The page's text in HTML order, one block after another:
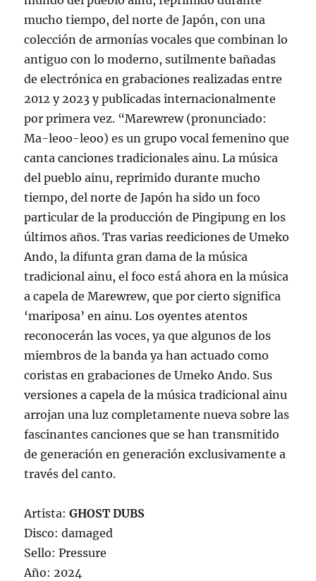
mucho tiempo, del norte de Japón, con una
colección de armonías vocales que combinan lo
antiguo con lo moderno, sutilmente bañadas
de electrónica en grabaciones realizadas entre
2012 y 2023 y publicadas internacionalmente
por primera vez. “Marewrew (pronunciado:
Ma-leoo-leoo) es un grupo vocal femenino que
canta canciones tradicionales ainu. La música
del pueblo ainu, reprimido durante mucho
tiempo, del norte de Japón ha sido un foco
particular de la producción de Pingipung en los
últimos años. Tras varias reediciones de Umeko
Ando, la difunta gran dama de la música
tradicional ainu, el foco está ahora en la música
a capela de Marewrew, que por cierto significa
‘mariposa’ en ainu. Los oyentes atentos
reconocerán las voces, ya que algunos de los
miembros de la banda ya han actuado como
coristas en grabaciones de Umeko Ando. Sus
versiones a capela de la música tradicional ainu
arrojan una luz completamente nueva sobre las
fascinantes canciones que se han transmitido
de generación en generación exclusivamente a
través del canto.
Artista:GHOST DUBS
Disco: damaged
Sello: Pressure
Año: 2024